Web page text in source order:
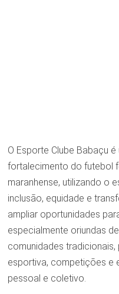
O Esporte Clube Babaçu
fortalecimento do futebol
maranhense, utilizando o
inclusão, equidade e
ampliar oportunidades
especialmente oriundas
comunidades
esportiva, competições e
pessoal e coletivo.